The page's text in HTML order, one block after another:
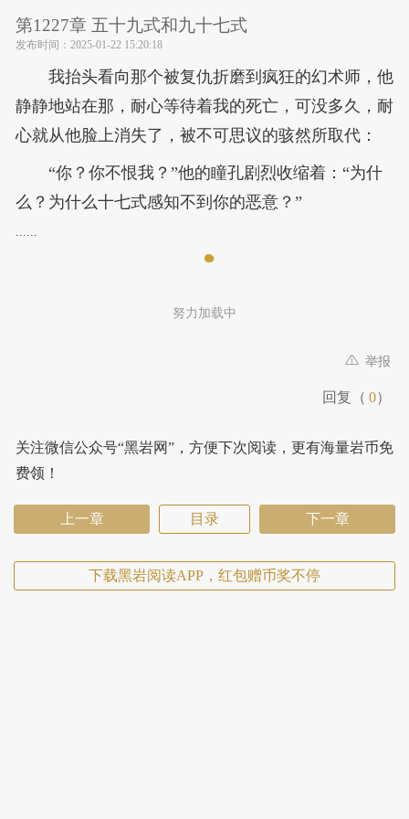
第1227章 五十九式和九十七式
发布时间： 2025-01-22 15:20:18
我抬头看向那个被复仇折磨到疯狂的幻术师，他
静静地站在那，耐心等待着我的死亡，可没多久，耐
心就从他脸上消失了，被不可思议的骇然所取代：
“你？你不恨我？”他的瞳孔剧烈收缩着：“为什
么？为什么十七式感知不到你的恶意？”
......
努力加载中
举报
回复（ 0）
关注微信公众号“黑岩网”，方便下次阅读，更有海量岩币免
费领！
上一章 目录 下一章
下载黑岩阅读APP，红包赠币奖不停